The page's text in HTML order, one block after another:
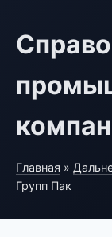
Главная »
Групп Пак